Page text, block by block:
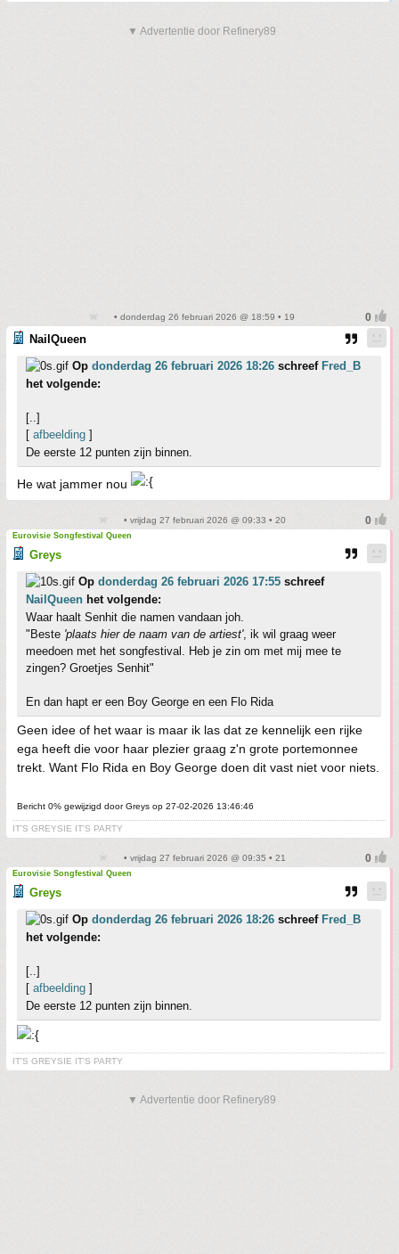
▼ Advertentie door Refinery89
• donderdag 26 februari 2026 @ 18:59 • 19
NailQueen
Op donderdag 26 februari 2026 18:26 schreef Fred_B
het volgende:
[..]
[ afbeelding ]
De eerste 12 punten zijn binnen.
He wat jammer nou
• vrijdag 27 februari 2026 @ 09:33 • 20
Eurovisie Songfestival Queen
Greys
Op donderdag 26 februari 2026 17:55 schreef
NailQueen het volgende:
Waar haalt Senhit die namen vandaan joh.
"Beste 'plaats hier de naam van de artiest', ik wil graag weer
meedoen met het songfestival. Heb je zin om met mij mee te
zingen? Groetjes Senhit"
En dan hapt er een Boy George en een Flo Rida
Geen idee of het waar is maar ik las dat ze kennelijk een rijke
ega heeft die voor haar plezier graag z'n grote portemonnee
trekt. Want Flo Rida en Boy George doen dit vast niet voor niets.
Bericht 0% gewijzigd door Greys op 27-02-2026 13:46:46
IT'S GREYSIE IT'S PARTY
• vrijdag 27 februari 2026 @ 09:35 • 21
Eurovisie Songfestival Queen
Greys
Op donderdag 26 februari 2026 18:26 schreef Fred_B
het volgende:
[..]
[ afbeelding ]
De eerste 12 punten zijn binnen.
IT'S GREYSIE IT'S PARTY
▼ Advertentie door Refinery89